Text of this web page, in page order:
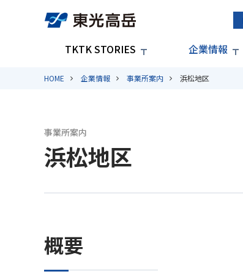
TKTK STORIES 企業情報
HOME 企業情報 事業所案内 浜松地区
事業所案内
浜松地区
概要